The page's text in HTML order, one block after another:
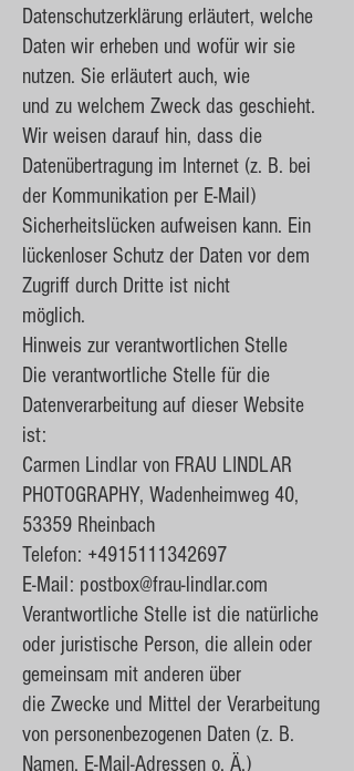
Datenschutzerklärung erläutert, welche
Daten wir erheben und wofür wir sie
nutzen. Sie erläutert auch, wie
und zu welchem Zweck das geschieht.
Wir weisen darauf hin, dass die
Datenübertragung im Internet (z. B. bei
der Kommunikation per E-Mail)
Sicherheitslücken aufweisen kann. Ein
lückenloser Schutz der Daten vor dem
Zugriff durch Dritte ist nicht
möglich.
Hinweis zur verantwortlichen Stelle
Die verantwortliche Stelle für die
Datenverarbeitung auf dieser Website
ist:
Carmen Lindlar von FRAU LINDLAR
PHOTOGRAPHY, Wadenheimweg 40,
53359 Rheinbach
Telefon: +4915111342697
E-Mail: postbox@frau-lindlar.com
Verantwortliche Stelle ist die natürliche
oder juristische Person, die allein oder
gemeinsam mit anderen über
die Zwecke und Mittel der Verarbeitung
von personenbezogenen Daten (z. B.
Namen, E-Mail-Adressen o. Ä.)